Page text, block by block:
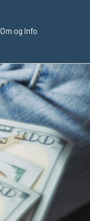
Om og Info